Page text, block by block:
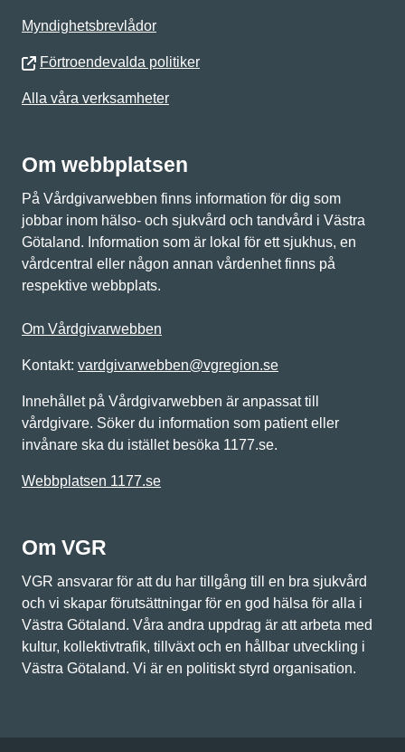
Myndighetsbrevlådor
Förtroendevalda politiker
Alla våra verksamheter
Om webbplatsen
På Vårdgivarwebben finns information för dig som
jobbar inom hälso- och sjukvård och tandvård i Västra
Götaland. Information som är lokal för ett sjukhus, en
vårdcentral eller någon annan vårdenhet finns på
respektive webbplats.
Om Vårdgivarwebben
Kontakt: vardgivarwebben@vgregion.se
Innehållet på Vårdgivarwebben är anpassat till
vårdgivare. Söker du information som patient eller
invånare ska du istället besöka 1177.se.
Webbplatsen 1177.se
Om VGR
VGR ansvarar för att du har tillgång till en bra sjukvård
och vi skapar förutsättningar för en god hälsa för alla i
Västra Götaland. Våra andra uppdrag är att arbeta med
kultur, kollektivtrafik, tillväxt och en hållbar utveckling i
Västra Götaland. Vi är en politiskt styrd organisation.